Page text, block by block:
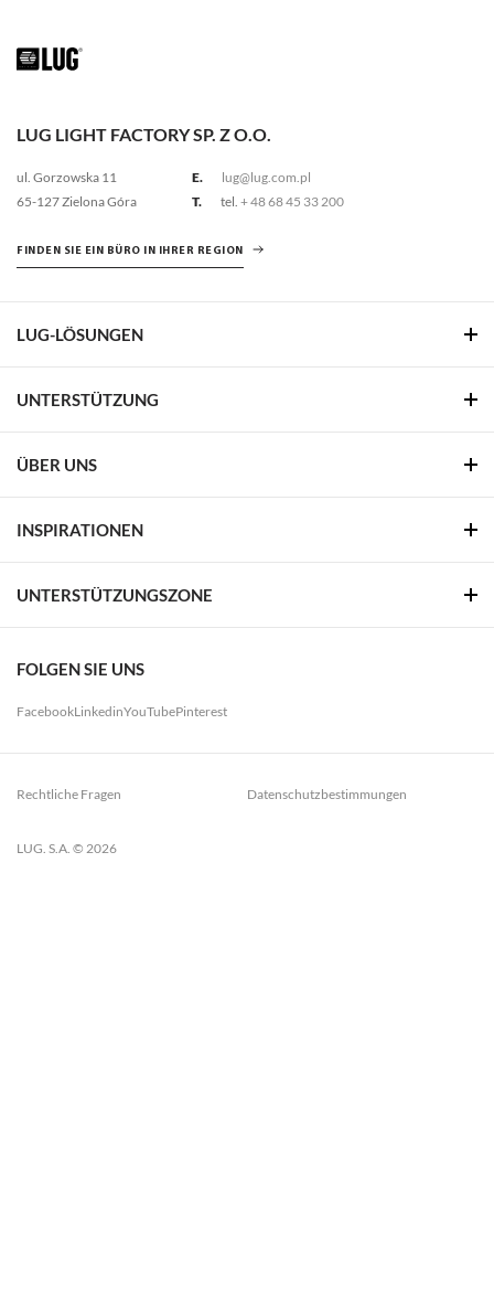
LUG LIGHT FACTORY SP. Z O.O.
ul. Gorzowska 11
65-127 Zielona Góra
E.
lug@lug.com.pl
T.
tel. + 48 68 45 33 200
FINDEN SIE EIN BÜRO IN IHRER REGION
LUG-LÖSUNGEN
UNTERSTÜTZUNG
ÜBER UNS
INSPIRATIONEN
UNTERSTÜTZUNGSZONE
FOLGEN SIE UNS
FacebookLinkedinYouTubePinterest
LUG. S.A. © 2026
Rechtliche Fragen Datenschutzbestimmungen